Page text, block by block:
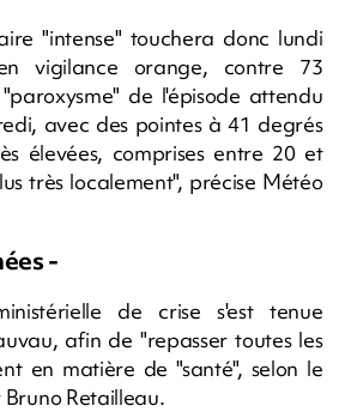
"intense" touchera donc lundi
vigilance orange, contre 73
de l'épisode attendu
avec des pointes à 41 degrés
élevées, comprises entre 20 et
très localement", précise Météo
-
de crise s'est tenue
afin de "repasser toutes les
en matière de "santé", selon le
Retailleau.